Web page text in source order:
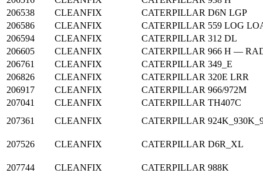
206538
CLEANFIX CATERPILLAR D6N LGP
206586
CLEANFIX CATERPILLAR 559 LOG
206594
CLEANFIX CATERPILLAR 312 DL
206605
CLEANFIX CATERPILLAR 966 H —
206761
CLEANFIX CATERPILLAR 349_E
206826
CLEANFIX CATERPILLAR 320E LRR
206917
CLEANFIX CATERPILLAR 966/972M
207041
CLEANFIX CATERPILLAR TH407C
207361
CLEANFIX CATERPILLAR
207526 CLEANFIX CATERPILLAR D6R_XL
207744 CLEANFIX CATERPILLAR 988K